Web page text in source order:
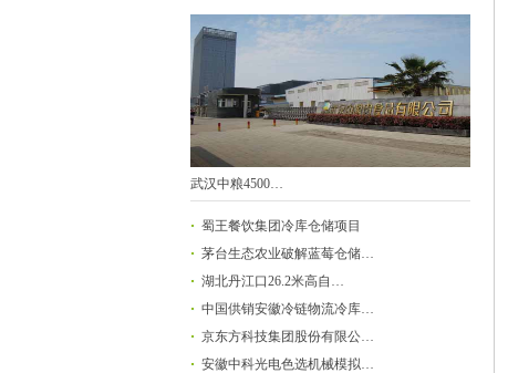
武汉中粮4500…
蜀王餐饮集团冷库仓储项目
茅台生态农业破解蓝莓仓储…
湖北丹江口26.2米高自…
中国供销安徽冷链物流冷库…
京东方科技集团股份有限公…
安徽中科光电色选机械模拟…